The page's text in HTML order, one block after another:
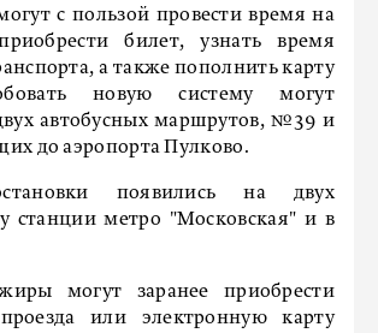
с пользой провести время на
билет, узнать время
а также пополнить карту
новую систему могут
автобусных маршрутов, №39 и
до аэропорта Пулково.
появились на двух
у станции метро "Московская" и в
могут заранее приобрести
или электронную карту